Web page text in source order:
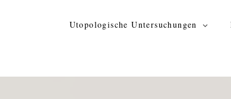
Utopologische Untersuchungen